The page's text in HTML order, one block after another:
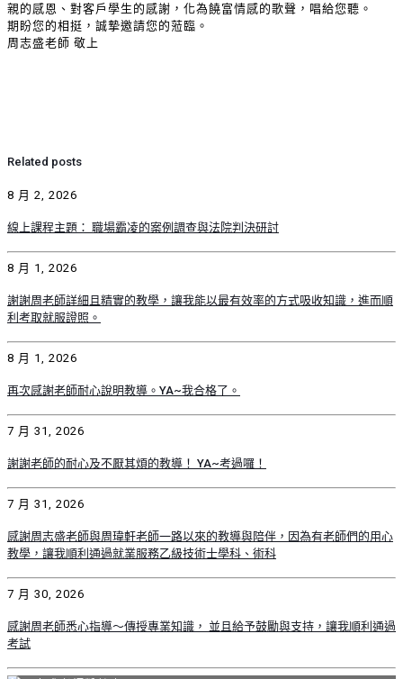
親的感恩、對客戶學生的感謝，化為饒富情感的歌聲，唱給您聽。
期盼您的相挺，誠摯邀請您的蒞臨。
周志盛老師 敬上
Related posts
8 月 2, 2026
線上課程主題： 職場霸凌的案例調查與法院判決研討
8 月 1, 2026
謝謝周老師詳細且精實的教學，讓我能以最有效率的方式吸收知識，進而順
利考取就服證照。
8 月 1, 2026
再次感謝老師耐心說明教導。YA~我合格了。
7 月 31, 2026
謝謝老師的耐心及不厭其煩的教導！ YA~考過囉！
7 月 31, 2026
感謝周志盛老師與周瑋軒老師一路以來的教導與陪伴，因為有老師們的用心
教學，讓我順利通過就業服務乙級技術士學科、術科
7 月 30, 2026
感謝周老師悉心指導～傳授專業知識， 並且給予鼓勵與支持，讓我順利通過
考試